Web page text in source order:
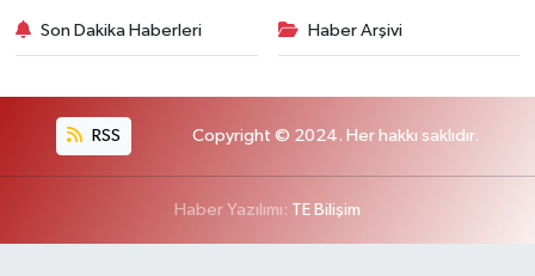
Son Dakika Haberleri Haber Arşivi
RSS Copyright © 2024. Her hakkı saklıdır.
Haber Yazılımı: TE Bilişim